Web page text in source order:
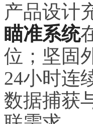
产品设计
瞄准系统
位；坚固
24小时连
数据捕获